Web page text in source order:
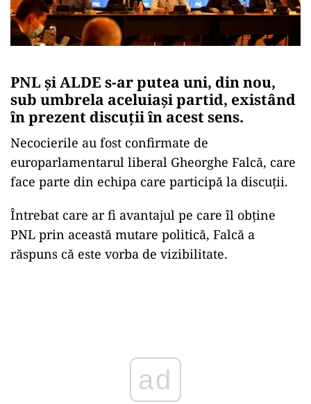
PNL și ALDE s-ar putea uni, din nou,
sub umbrela aceluiași partid, existând
în prezent discuții în acest sens.
Necocierile au fost confirmate de
europarlamentarul liberal Gheorghe Falcă, care
face parte din echipa care participă la discuții.
Întrebat care ar fi avantajul pe care îl obține
PNL prin această mutare politică, Falcă a
răspuns că este vorba de vizibilitate.
ad